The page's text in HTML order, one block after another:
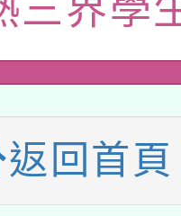
新北場」
為「滿6
」措施，
腔健康促進
，請協助
導
日(星期六
祈福系列
」
地景藝術
藝術巡演
返回首頁